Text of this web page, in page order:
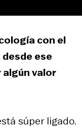
con el
ese
valor
súper ligado.